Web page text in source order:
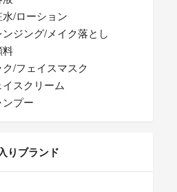
/ローション
ンジング/メイク落とし
料
/フェイスマスク
イスクリーム
ンプー
りブランド